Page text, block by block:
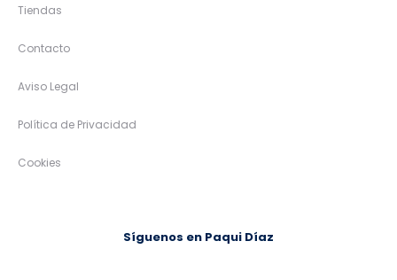
Tiendas
Contacto
Aviso Legal
Política de Privacidad
Cookies
Síguenos en Paqui Díaz